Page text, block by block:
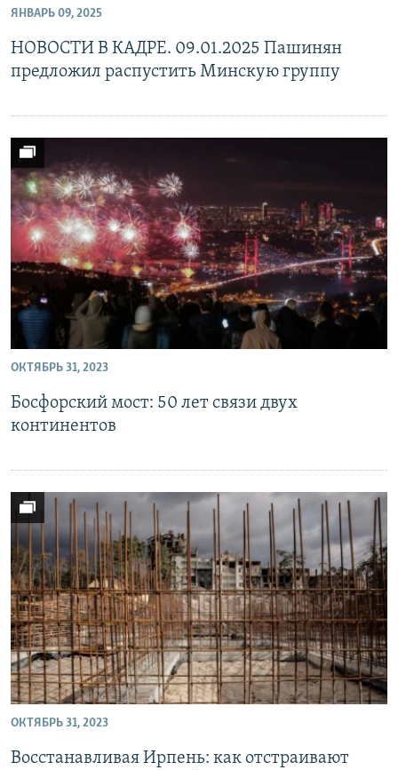
English
Все сайты Радио Азатутюн
ЯНВАРЬ 09, 2025
НОВОСТИ В КАДРЕ. 09.01.2025 Пашинян
предложил распустить Минскую группу
ОКТЯБРЬ 31, 2023
Босфорский мост: 50 лет связи двух
континентов
ОКТЯБРЬ 31, 2023
Восстанавливая Ирпень: как отстраивают